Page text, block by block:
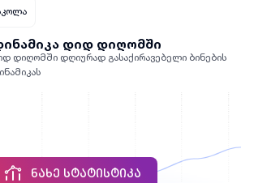
დიდ დიღომში
დიღომში დღიურად გასაქირავებელი ბინების
ᲜᲐᲮᲔ ᲡᲢᲐᲢᲘᲡᲢᲘᲙᲐ